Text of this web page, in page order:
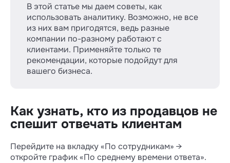
В этой статье мы даем советы, как
использовать аналитику. Возможно, не все
из них вам пригодятся, ведь разные
компании по-разному работают с
клиентами. Применяйте только те
рекомендации, которые подойдут для
вашего бизнеса.
Как узнать, кто из продавцов не
спешит отвечать клиентам
Перейдите на вкладку «По сотрудникам» →
откройте график «По среднему времени ответа».